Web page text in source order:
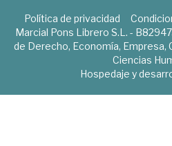
Política de privacidad
Marcial Pons Librero S.L. -
de Derecho, Economía, Empresa,
Ciencias
Hospedaje y